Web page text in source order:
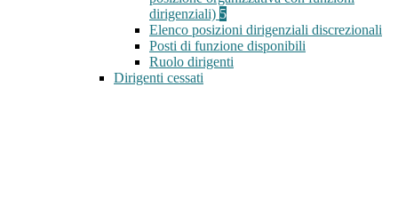
dirigenziali) 5
Elenco posizioni dirigenziali discrezionali
Posti di funzione disponibili
Ruolo dirigenti
Dirigenti cessati